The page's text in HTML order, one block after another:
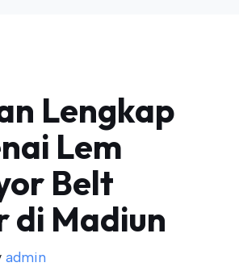
Lengkap
Lem
Belt
di Madiun
admin